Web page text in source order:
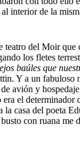
interior de la
del Moir que
los fletes
baúles que
Y a un
avión y
el
casa del poeta
con ruana